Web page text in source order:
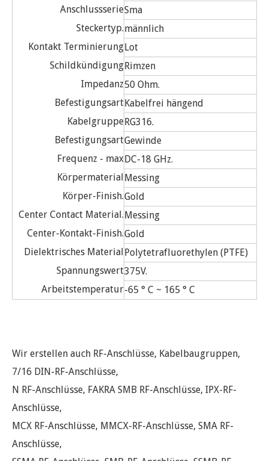
AnschlussserieSma
Steckertyp.männlich
Kontakt TerminierungLot
SchildkündigungRimzen
Impedanz50 Ohm.
BefestigungsartKabelfrei hängend
KabelgruppeRG316.
BefestigungsartGewinde
Frequenz - maxDC-18 GHz.
KörpermaterialMessing
Körper-Finish.Gold
Center Contact Material.Messing
Center-Kontakt-Finish.Gold
Dielektrisches MaterialPolytetrafluorethylen (PTFE)
Spannungswert375V.
Arbeitstemperatur-65 ° C ~ 165 ° C
Wir erstellen auch RF-Anschlüsse, Kabelbaugruppen,
7/16 DIN-RF-Anschlüsse,
N RF-Anschlüsse, FAKRA SMB RF-Anschlüsse, IPX-RF-
Anschlüsse,
MCX RF-Anschlüsse, MMCX-RF-Anschlüsse, SMA RF-
Anschlüsse,